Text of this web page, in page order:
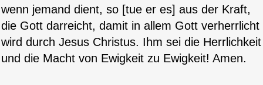
wenn jemand dient, so [tue er es] aus der Kraft,
die Gott darreicht, damit in allem Gott verherrlicht
wird durch Jesus Christus. Ihm sei die Herrlichkeit
und die Macht von Ewigkeit zu Ewigkeit! Amen.